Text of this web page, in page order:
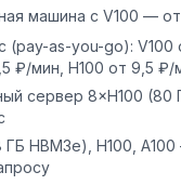
машина с V100 —
(pay-as-you-go): V100
₽/мин, H100 от 9,5 ₽/
сервер 8×H100 (80
ГБ HBM3e), H100,